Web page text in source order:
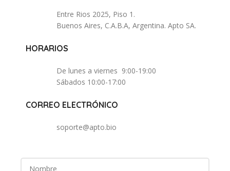
Entre Rios 2025, Piso 1.
Buenos Aires, C.A.B.A, Argentina. Apto SA.
HORARIOS
De lunes a viernes 9:00-19:00
Sábados 10:00-17:00
CORREO ELECTRÓNICO
soporte@apto.bio